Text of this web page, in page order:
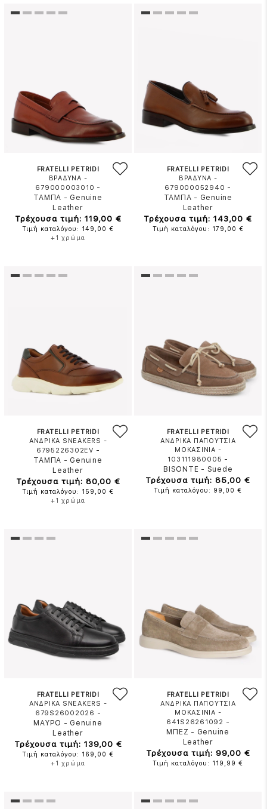
FRATELLI PETRIDI
ΒΡΑΔΥΝΑ -
679000003010 -
ΤΑΜΠΑ - Genuine
Leather
Τρέχουσα τιμή: 119,00 €
Τιμή καταλόγου: 149,00 €
+1 χρώμα
FRATELLI PETRIDI
ΒΡΑΔΥΝΑ -
679000052940 -
ΤΑΜΠΑ - Genuine
Leather
Τρέχουσα τιμή: 143,00 €
Τιμή καταλόγου: 179,00 €
FRATELLI PETRIDI
ΑΝΔΡΙΚΑ SNEAKERS -
6795226302EV -
ΤΑΜΠΑ - Genuine
Leather
Τρέχουσα τιμή: 80,00 €
Τιμή καταλόγου: 159,00 €
+1 χρώμα
FRATELLI PETRIDI
ΑΝΔΡΙΚΑ ΠΑΠΟΥΤΣΙΑ
ΜΟΚΑΣΙΝΙΑ -
103111980005 -
BISONTE - Suede
Τρέχουσα τιμή: 85,00 €
Τιμή καταλόγου: 99,00 €
FRATELLI PETRIDI
ΑΝΔΡΙΚΑ SNEAKERS -
679S26002026 -
ΜΑΥΡΟ - Genuine
Leather
Τρέχουσα τιμή: 139,00 €
Τιμή καταλόγου: 169,00 €
+1 χρώμα
FRATELLI PETRIDI
ΑΝΔΡΙΚΑ ΠΑΠΟΥΤΣΙΑ
ΜΟΚΑΣΙΝΙΑ -
641S26261092 -
ΜΠΕΖ - Genuine
Leather
Τρέχουσα τιμή: 99,00 €
Τιμή καταλόγου: 119,99 €